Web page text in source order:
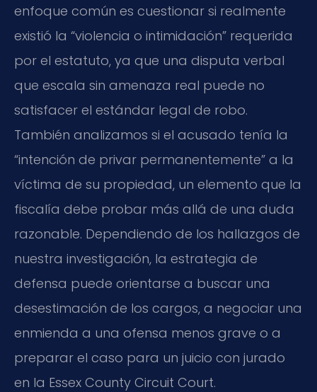
enfoque común es cuestionar si realmente
existió la “violencia o intimidación” requerida
por el estatuto, ya que una disputa verbal
que escala sin amenaza real puede no
satisfacer el estándar legal de robo.
También analizamos si el acusado tenía la
“intención de privar permanentemente” a la
víctima de su propiedad, un elemento que la
fiscalía debe probar más allá de una duda
razonable. Dependiendo de los hallazgos de
nuestra investigación, la estrategia de
defensa puede orientarse a buscar una
desestimación de los cargos, a negociar una
enmienda a una ofensa menos grave o a
preparar el caso para un juicio con jurado
en la Essex County Circuit Court.